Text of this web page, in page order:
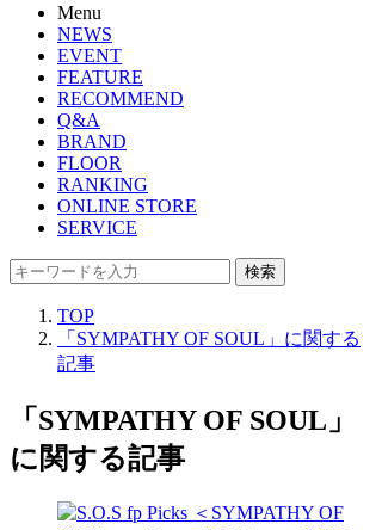
Menu
NEWS
EVENT
FEATURE
RECOMMEND
Q&A
BRAND
FLOOR
RANKING
ONLINE STORE
SERVICE
検索
TOP
「SYMPATHY OF SOUL」に関する
記事
「SYMPATHY OF SOUL」
に関する記事